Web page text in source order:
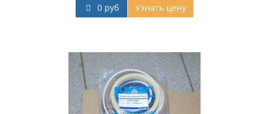
0 руб Узнать цену